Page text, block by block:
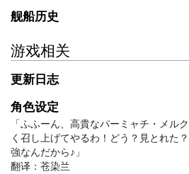
舰船历史
游戏相关
更新日志
角色设定
「ふふーん、高貴なパーミャチ・メル
く召し上げてやるわ！どう？見とれた
強なんだから♪」
翻译：苍染兰